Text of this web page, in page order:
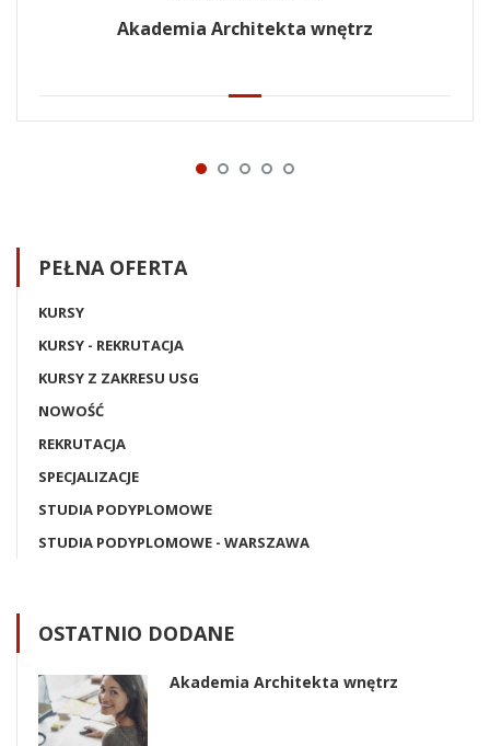
Akademia Architekta wnętrz
PEŁNA OFERTA
KURSY
KURSY - REKRUTACJA
KURSY Z ZAKRESU USG
NOWOŚĆ
REKRUTACJA
SPECJALIZACJE
STUDIA PODYPLOMOWE
STUDIA PODYPLOMOWE - WARSZAWA
OSTATNIO DODANE
Akademia Architekta wnętrz